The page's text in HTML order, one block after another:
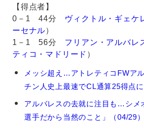
【得点者】
0－1 44分 ヴィクトル・ギェケ
ーセナル）
1－1 56分 フリアン・アルバレ
ティコ・マドリード ）
フ
ン・
メッシ超え…アトレティコFWア
チン人史上最速でCL通算25得点に
アルバレスの去就に注目も…シメ
選手だから当然のこと」（04/29）